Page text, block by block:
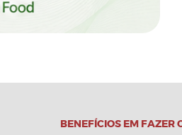
BENEFÍCIOS EM FAZER